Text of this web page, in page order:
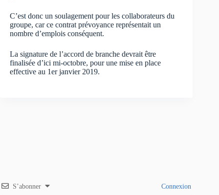
C’est donc un soulagement pour les collaborateurs du
groupe, car ce contrat prévoyance représentait un
nombre d’emplois conséquent.
La signature de l’accord de branche devrait être
finalisée d’ici mi-octobre, pour une mise en place
effective au 1er janvier 2019.
S’abonner Connexion